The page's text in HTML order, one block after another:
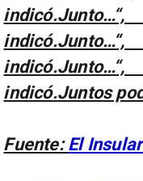
indicó.Juntos
Fuente:El